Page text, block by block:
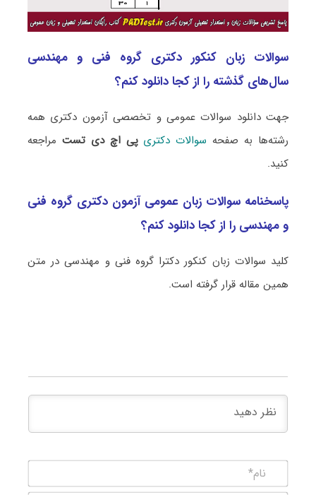
سوالات زبان کنکور دکتری گروه فنی و مهندسی
سال‌های گذشته را از کجا دانلود کنم؟
جهت دانلود سوالات عمومی و تخصصی آزمون دکتری همه
رشته‌ها به صفحه سوالات دکتری پی اچ دی تست مراجعه
کنید.
پاسخنامه سوالات زبان عمومی آزمون دکتری گروه فنی
و مهندسی را از کجا دانلود کنم؟
کلید سوالات زبان کنکور دکترا گروه فنی و مهندسی در متن
همین مقاله قرار گرفته است.